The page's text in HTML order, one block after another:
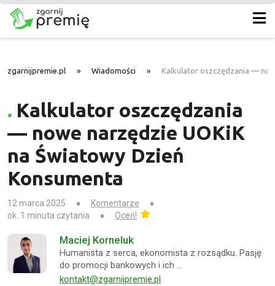
zgarnijpremie.pl » Wiadomości » Kalkulator oszczędzania —
Kalkulator oszczędzania
— nowe narzędzie UOKiK
na Światowy Dzień
Konsumenta
12 marca 2025
Komentarze
ok. 1 minuta czytania
Oceń!
Maciej Korneluk
Humanista z serca, ekonomista z rozsądku. Pasję
do promocji bankowych i ich …
kontakt@zgarnijpremie.pl